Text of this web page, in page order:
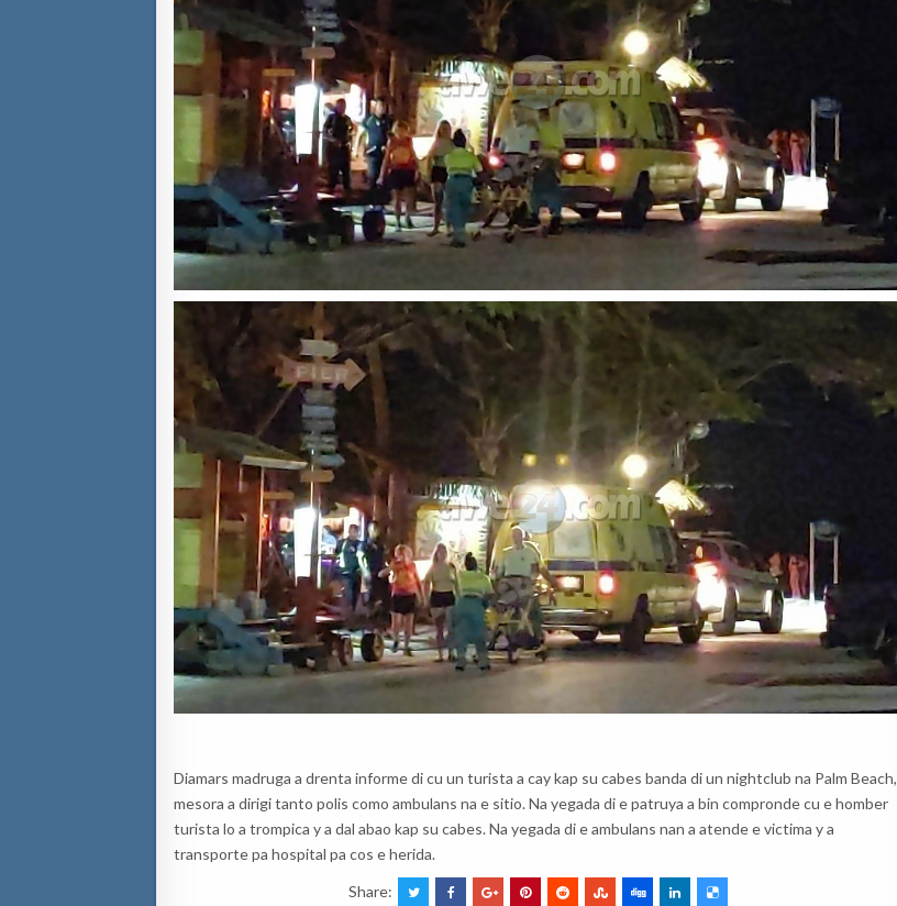
Diamars madruga a drenta informe di cu un turista a cay kap su cabes banda di un nightclub na Palm Beach,
mesora a dirigi tanto polis como ambulans na e sitio. Na yegada di e patruya a bin compronde cu e homber
turista lo a trompica y a dal abao kap su cabes. Na yegada di e ambulans nan a atende e victima y a
transporte pa hospital pa cos e herida.
Share: